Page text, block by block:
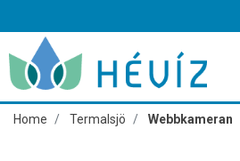
Home Termalsjö Webbkameran